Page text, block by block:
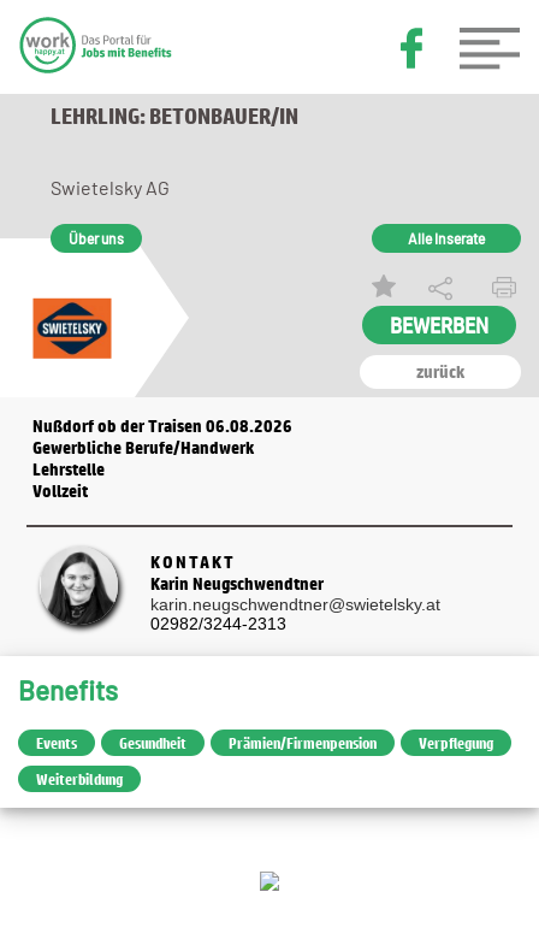
LEHRLING: BETONBAUER/IN
zurück
Swietelsky AG
Über uns Alle Inserate
BEWERBEN
Nußdorf ob der Traisen 06.08.2026
Gewerbliche Berufe/Handwerk
Lehrstelle
Vollzeit
KONTAKT
Karin Neugschwendtner
karin.neugschwendtner@swietelsky.at
02982/3244-2313
Benefits
Events Gesundheit Prämien/Firmenpension
Verpflegung
Weiterbildung